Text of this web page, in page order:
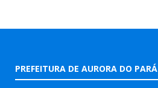
PREFEITURA DE AURORA DO PARÁ